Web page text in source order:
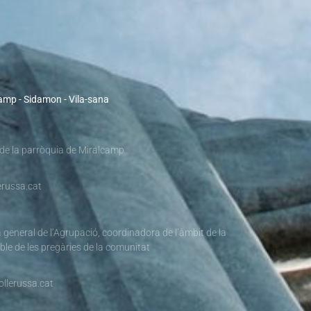
- Sidamon - Vila-sana
la parròquia de Miralcamp
de l’Agrupació, coordinadora de l’àmbit de la
de les pregàries de la comunitat